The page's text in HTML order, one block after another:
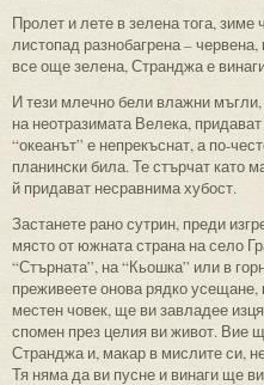
Пролет и лете в зелена тога,
листопад разнобагрена –
все още зелена, Странджа е
И тези млечно бели влажни
на неотразимата Велека,
“океанът” е непрекъснат, а по-
планински била. Те стърчат като
й придават несравнима хубост.
Застанете рано сутрин, преди
място от южната страна на село
“Стърната”, на “Кьошка” или в
преживеете онова рядко усещане,
местен човек, ще ви завладее
спомен през целия ви живот. Вие
Странджа и, макар в мислите си,
Тя няма да ви пусне и винаги ще